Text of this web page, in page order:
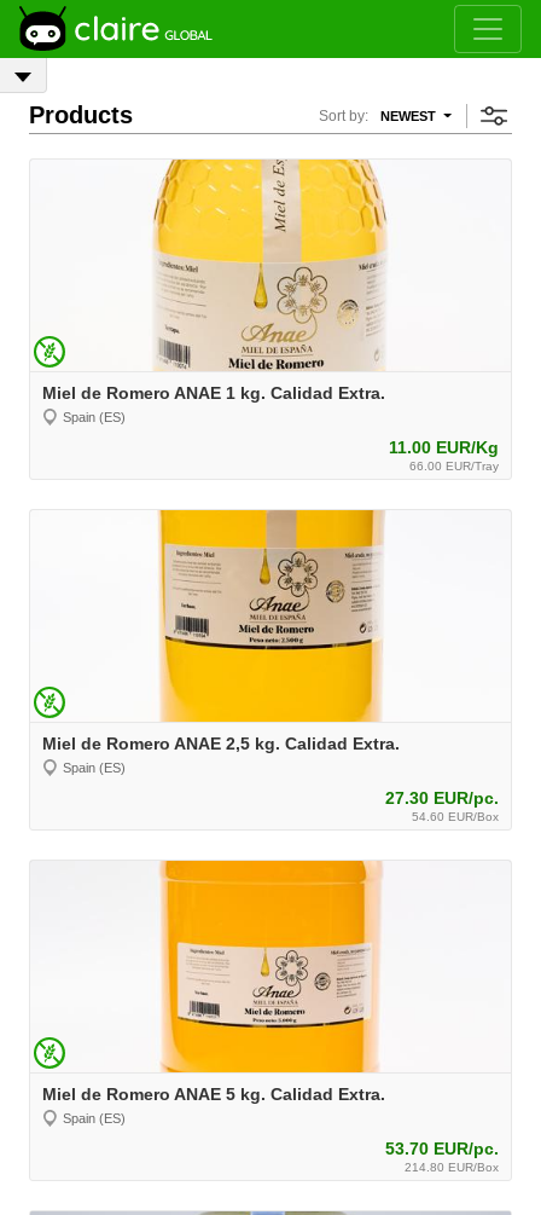
Products Sort by: NEWEST
Miel de Romero ANAE 1 kg. Calidad Extra.
Spain (ES)
11.00 EUR/Kg
66.00 EUR/Tray
Miel de Romero ANAE 2,5 kg. Calidad Extra.
Spain (ES)
27.30 EUR/pc.
54.60 EUR/Box
Miel de Romero ANAE 5 kg. Calidad Extra.
Spain (ES)
53.70 EUR/pc.
214.80 EUR/Box